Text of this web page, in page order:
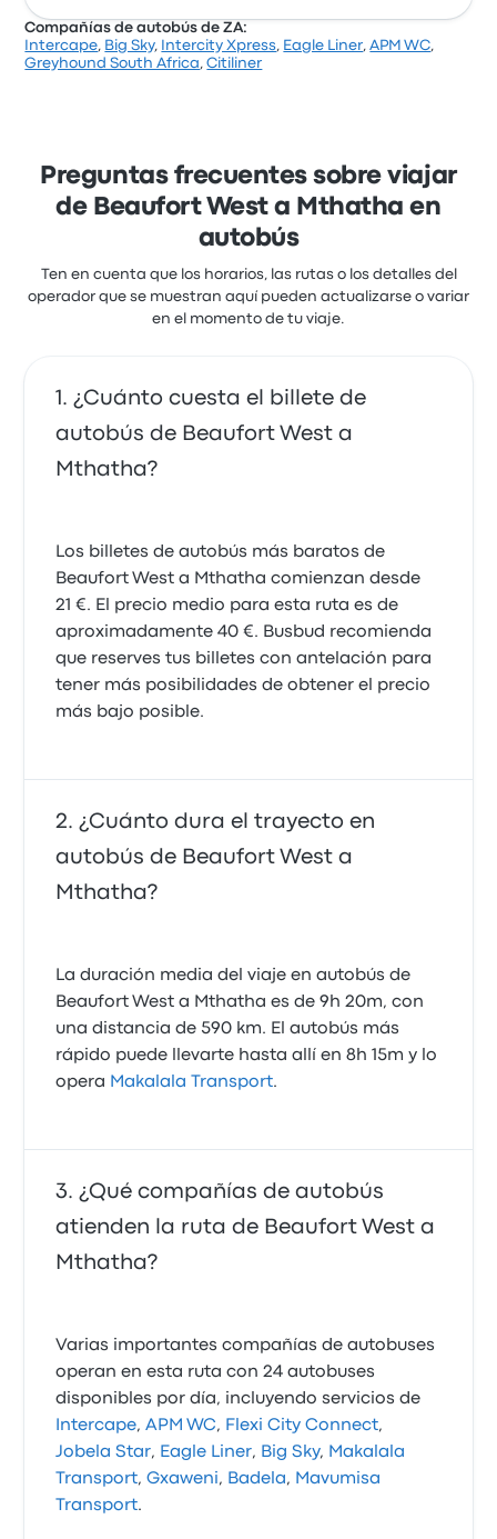
Basándose en 132 reseñas, la empresa ha obtenido
Transport para este viaje cuestan como mínimo 35 €
Compañías de autobús de ZA:
Intercape, Big Sky, Intercity Xpress, Eagle Liner,APM WC,
Greyhound South Africa,Citiliner
Preguntas frecuentes sobre viajar
de Beaufort West a Mthatha en
autobús
Ten en cuenta que los horarios, las rutas o los detalles del
operador que se muestran aquí pueden actualizarse o variar
en el momento de tu viaje.
¿Cuánto cuesta el billete de
autobús de Beaufort West a
Mthatha?
Los billetes de autobús más baratos de
Beaufort West a Mthatha comienzan desde
21 €. El precio medio para esta ruta es de
aproximadamente 40 €. Busbud recomienda
que reserves tus billetes con antelación para
tener más posibilidades de obtener el precio
más bajo posible.
¿Cuánto dura el trayecto en
autobús de Beaufort West a
Mthatha?
La duración media del viaje en autobús de
Beaufort West a Mthatha es de 9h 20m, con
una distancia de 590 km. El autobús más
rápido puede llevarte hasta allí en 8h 15m y lo
opera Makalala Transport.
¿Qué compañías de autobús
atienden la ruta de Beaufort West a
Mthatha?
Varias importantes compañías de autobuses
operan en esta ruta con 24 autobuses
disponibles por día, incluyendo servicios de
Intercape,APM WC, Flexi City Connect,
Jobela Star, Eagle Liner, Big Sky, Makalala
Transport,Gxaweni, Badela, Mavumisa
Transport.